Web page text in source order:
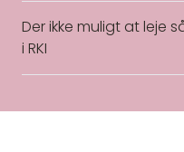
Der ikke muligt at leje
i RKI